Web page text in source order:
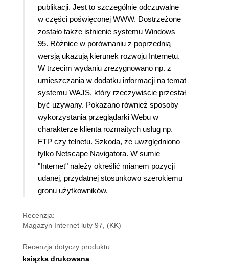
publikacji. Jest to szczególnie odczuwalne
w części poświęconej WWW. Dostrzeżone
zostało także istnienie systemu Windows
95. Różnice w porównaniu z poprzednią
wersją ukazują kierunek rozwoju Internetu.
W trzecim wydaniu zrezygnowano np. z
umieszczania w dodatku informacji na temat
systemu WAJS, który rzeczywiście przestał
być używany. Pokazano również sposoby
wykorzystania przeglądarki Webu w
charakterze klienta rozmaitych usług np.
FTP czy telnetu. Szkoda, że uwzględniono
tylko Netscape Navigatora. W sumie
"Internet" należy określić mianem pozycji
udanej, przydatnej stosunkowo szerokiemu
gronu użytkowników.
Recenzja:
Magazyn Internet luty 97, (KK)
Recenzja dotyczy produktu:
ksiązka drukowana